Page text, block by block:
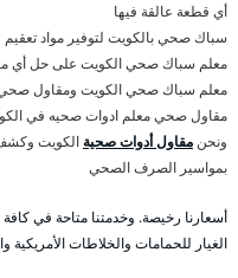
أي قطعة عالقة فيها
سباك صحي بالكويت لتوفير مواد
معلم سباك صحي الكويت على حل أي
معلم سباك صحي الكويت ومقاول صحي
مقاول صحي معلم ادوات صحيه في
ونحن مقاول أدوات صحية الكويت
بمواسير الصرف الصحي
أسعارنا رخيصة. وخدمتنا متاحة في
الغيار للحمامات والخلاطات الأمريكية